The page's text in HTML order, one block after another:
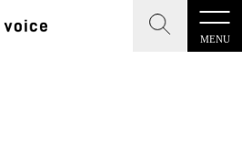
MENU
CLOSE
CLOSE
”音楽特化メディア